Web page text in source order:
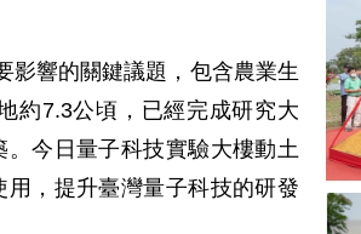
影響的關鍵議題，包含農業生
約7.3公頃，已經完成研究大
今日量子科技實驗大樓動土
，提升臺灣量子科技的研發
鍵
議
題
研
究
中
心
李
超
院
廖
俊
智
院
長、
周
美
吟
副
中
硏